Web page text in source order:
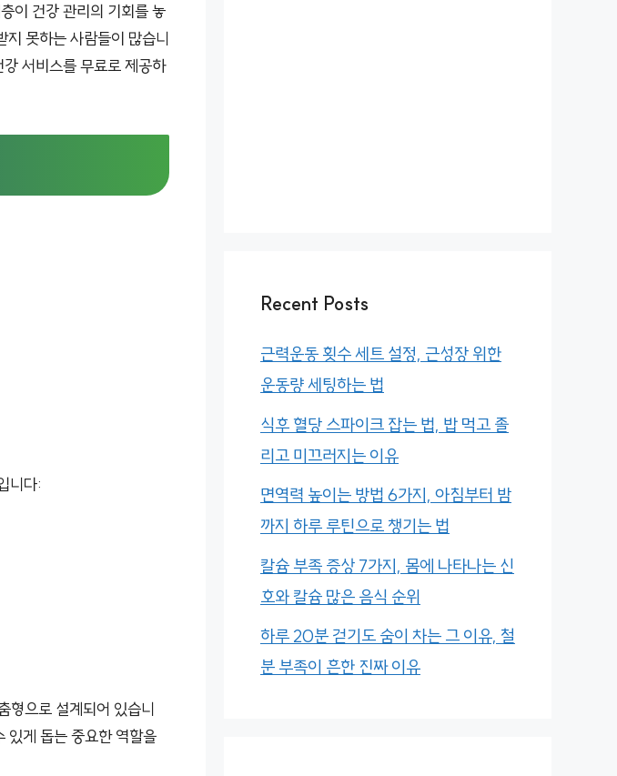
이 건강 관리의 기회를 놓
지 못하는 사람들이 많습니
서비스를 무료로 제공하
니다:
형으로 설계되어 있습니
있게 돕는 중요한 역할을
Recent Posts
근력운동 횟수 세트 설정, 근성장 위한
운동량 세팅하는 법
식후 혈당 스파이크 잡는 법, 밥 먹고 졸
리고 미끄러지는 이유
면역력 높이는 방법 6가지, 아침부터 밤
까지 하루 루틴으로 챙기는 법
칼슘 부족 증상 7가지, 몸에 나타나는 신
호와 칼슘 많은 음식 순위
하루 20분 걷기도 숨이 차는 그 이유, 철
분 부족이 흔한 진짜 이유